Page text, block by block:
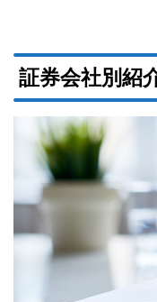
証券会社別紹